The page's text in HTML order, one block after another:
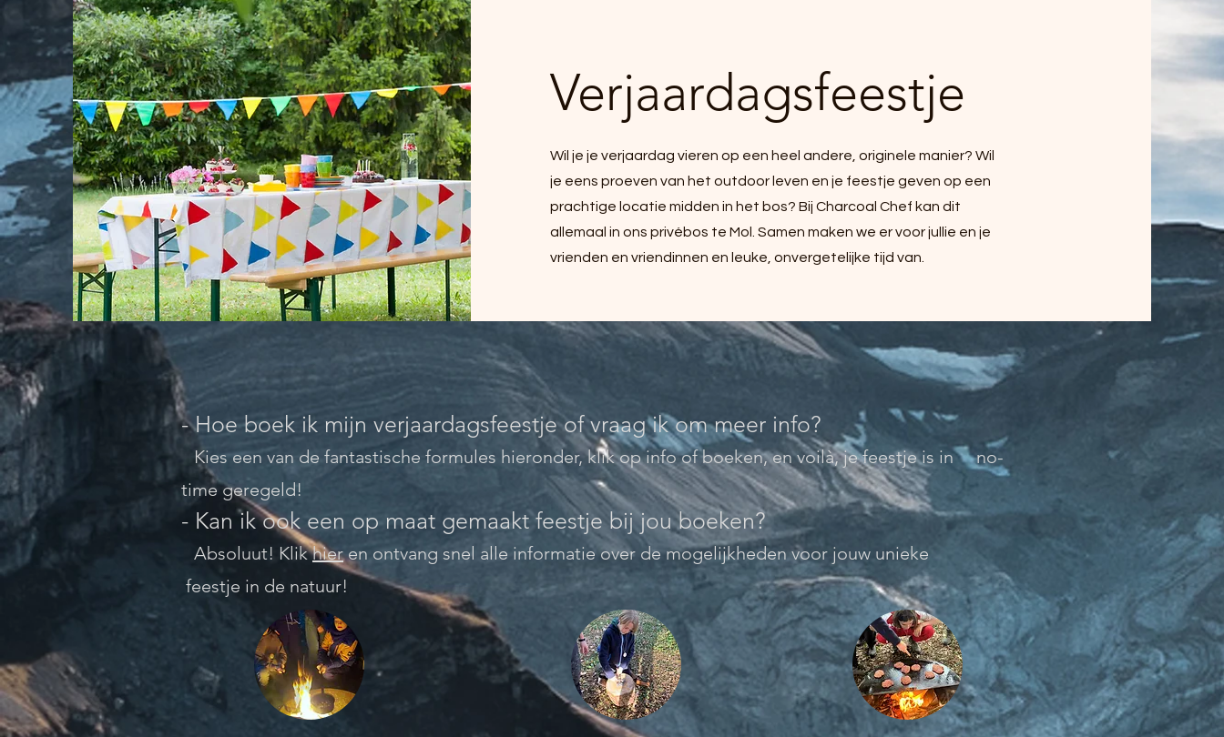
Verjaardagsfeestje
Wil je je verjaardag vieren op een heel andere, originele manier? Wil
je eens proeven van het outdoor leven en je feestje geven op een
prachtige locatie midden in het bos? Bij Charcoal Chef kan dit
allemaal in ons privébos te Mol. Samen maken we er voor jullie en je
vrienden en vriendinnen en leuke, onvergetelijke tijd van.
- Hoe boek ik mijn verjaardagsfeestje of vraag ik om meer info?
Kies een van de fantastische formules hieronder, klik op info of boeken, en voilà, je feestje is in no-
time geregeld!
- Kan ik ook een op maat gemaakt feestje bij jou boeken?
Absoluut! Klikhieren ontvang snel alle informatie over de mogelijkheden voor jouw unieke
feestje in de natuur!